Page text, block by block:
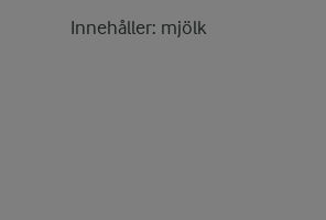
Innehåller: mjölk